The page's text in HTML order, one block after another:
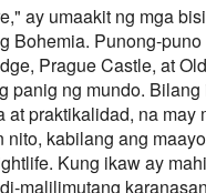
ay umaakit ng mga
Punong-
Prague Castle, at
panig ng mundo.
praktikalidad, na
kabilang ang
Kung ikaw ay
malilimutang